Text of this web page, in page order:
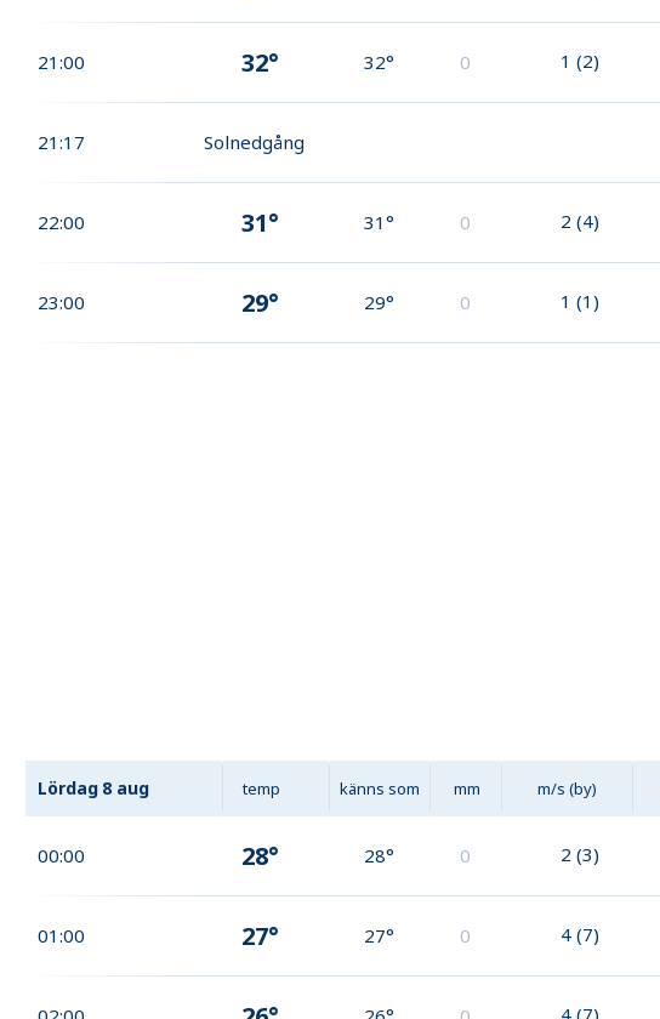
21:00 32° 32° 0 1 (2)
21:17 Solnedgång
22:00 31° 31° 0 2 (4)
23:00 29° 29° 0 1 (1)
Lördag 8 aug temp känns som mm m/s (by)
00:00 28° 28° 0 2 (3)
01:00 27° 27° 0 4 (7)
4 (7)